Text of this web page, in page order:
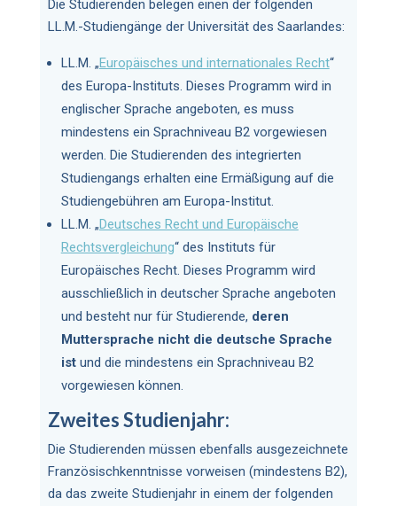
Die Studierenden belegen einen der folgenden
LL.M.-Studiengänge der Universität des Saarlandes:
LL.M. „Europäisches und internationales Recht“
des Europa-Instituts. Dieses Programm wird in
englischer Sprache angeboten, es muss
mindestens ein Sprachniveau B2 vorgewiesen
werden. Die Studierenden des integrierten
Studiengangs erhalten eine Ermäßigung auf die
Studiengebühren am Europa-Institut.
LL.M. „Deutsches Recht und Europäische
Rechtsvergleichung“ des Instituts für
Europäisches Recht. Dieses Programm wird
ausschließlich in deutscher Sprache angeboten
und besteht nur für Studierende, deren
Muttersprache nicht die deutsche Sprache
istund die mindestens ein Sprachniveau B2
vorgewiesen können.
Zweites Studienjahr:
Die Studierenden müssen ebenfalls ausgezeichnete
Französischkenntnisse vorweisen (mindestens B2),
da das zweite Studienjahr in einem der folgenden